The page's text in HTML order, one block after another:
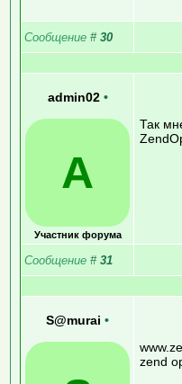
Сообщение # 30
admin02 •
A
Участник форума
Так
Сообщение # 31
S@murai •
zend